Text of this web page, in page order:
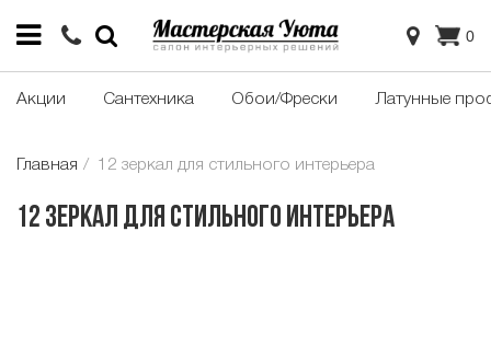
0
Акции Сантехника Обои/Фрески Латунные
Главная 12 зеркал для стильного интерьера
12 зеркал для стильного интерьера